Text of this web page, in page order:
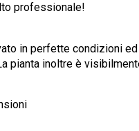
professionale!
in perfette condizioni ed
pianta inoltre è